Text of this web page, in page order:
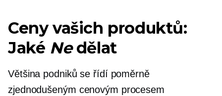
Ceny vašich produktů:
Jaké Nedělat
Většina podniků se řídí poměrně
zjednodušeným cenovým procesem